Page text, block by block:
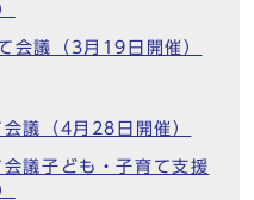
議（3月19日開催）
議（4月28日開催）
議子ども・子育て支援